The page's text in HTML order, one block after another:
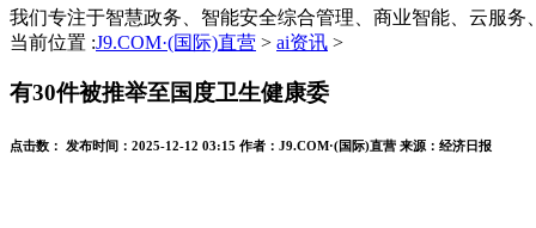
我们专注于智慧政务、智能安全综合管理、商业智能、云服务
当前位置 :J9.COM·(国际)直营 > ai资讯 >
有30件被推举至国度卫生健康委
点击数： 发布时间： 2025-12-12 03:15 作者： J9.COM·(国际)直营 来源： 经济日报